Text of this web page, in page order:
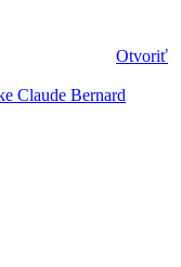
Otvoriť
Claude Bernard